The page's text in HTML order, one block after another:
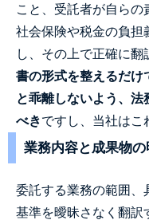
こと、受託者が自らの
社会保険や税金の負担
し、その上で正確に翻
書の形式を整えるだけ
と乖離しないよう、法
べきですし、当社はこ
業務内容と成果物
委託する業務の範囲、
基準を曖昧さなく翻訳